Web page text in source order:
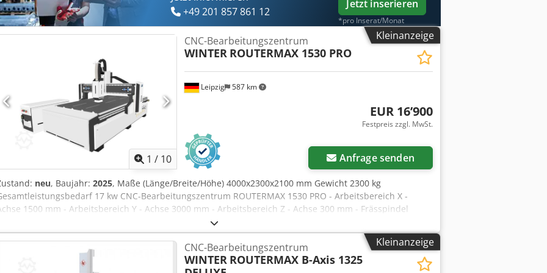
Länge 6800 mm - Gewicht 4500 kg+49 201 857 861 12
Jetzt inserieren
*pro Inserat/Monat
Kleinanzeige
1 / 10
Leipzig 587 km
CNC-Bearbeitungszentrum
WINTER ROUTERMAX 1530 PRO
EUR 16’900
Festpreis zzgl. MwSt.
Anfrage senden
neu, Baujahr: 2025, Maße (Länge/Breite/Höhe) 4000x2300x2100 mm Gewicht 2300 kg
17 kw CNC-Bearbeitungszentrum ROUTERMAX 1530 PRO - Arbeitsbereich X -
1500 mm - Arbeitsbereich Y - Achse 3000 mm - Arbeitsbereich Z - Achse 300 mm - Frässpindel
luftgekühlt 6,0 kw, ER 32 - Spindel Drehzahl stufenlos 18.000 rpm - Verfahrsystem (X & Y Achse)
Ritzelantrieb - Verfahrsystem (Z Achse) Kugelrollspindel - Verfahrmotoren Hybrid Servo
Motoren Leadshine - max. Verfahrgeschwindigkeit 30 m/min - max. Arbeitsgeschwindigkeit 15 m/min -
Arbeitsgenauigkeit ±0.2 mm - Wiederholgenauigkeit der Positionierung ±0,02 mm - Vakuum Rastertisch
Kleinanzeige
CNC-Bearbeitungszentrum
WINTER ROUTERMAX B-Axis 1325